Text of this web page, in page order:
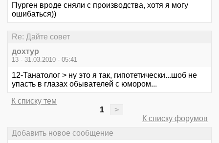
Пурген вроде сняли с производства, хотя я могу
ошибаться))
Re: Дайте совет
дохтур
13 - 31.03.2010 - 05:41
12-Танатолог > ну это я так, гипотетически...шоб не
упасть в глазах обывателей с юмором...
К списку тем
1
>
К списку форумов
Добавить новое сообщение